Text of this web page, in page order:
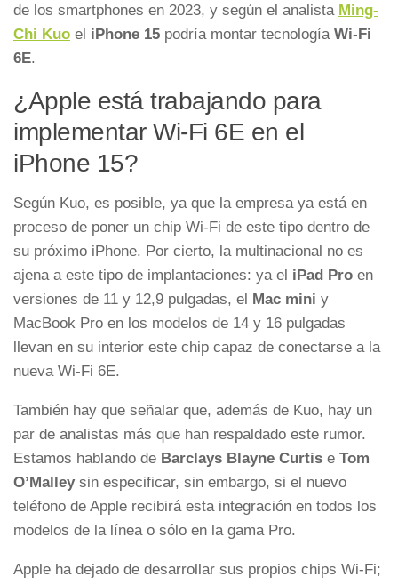
de los smartphones en 2023, y según el analista Ming-
Chi Kuo el iPhone 15 podría montar tecnología Wi-Fi
6E.
¿Apple está trabajando para
implementar Wi-Fi 6E en el
iPhone 15?
Según Kuo, es posible, ya que la empresa ya está en
proceso de poner un chip Wi-Fi de este tipo dentro de
su próximo iPhone. Por cierto, la multinacional no es
ajena a este tipo de implantaciones: ya el iPad Pro en
versiones de 11 y 12,9 pulgadas, el Mac mini y
MacBook Pro en los modelos de 14 y 16 pulgadas
llevan en su interior este chip capaz de conectarse a la
nueva Wi-Fi 6E.
También hay que señalar que, además de Kuo, hay un
par de analistas más que han respaldado este rumor.
Estamos hablando de Barclays Blayne Curtis e Tom
O’Malleysin especificar, sin embargo, si el nuevo
teléfono de Apple recibirá esta integración en todos los
modelos de la línea o sólo en la gama Pro.
Apple ha dejado de desarrollar sus propios chips Wi-Fi;